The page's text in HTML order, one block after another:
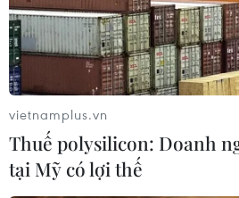
vietnamplus.vn
Thuế polysilicon: Doanh
tại Mỹ có lợi thế